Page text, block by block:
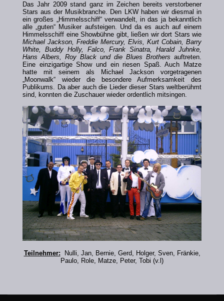
Das Jahr 2009 stand ganz im Zeichen bereits verstorbener
Stars aus der Musikbranche. Den LKW haben wir diesmal in
ein großes „Himmelsschiff“ verwandelt, in das ja bekanntlich
alle „guten“ Musiker aufsteigen. Und da es auch auf einem
Himmelsschiff eine Showbühne gibt, ließen wir dort Stars wie
Michael Jackson, Freddie Mercury, Elvis, Kurt Cobain, Barry
White, Buddy Holly, Falco, Frank Sinatra, Harald Juhnke,
Hans Albers, Roy Black und die Blues Brothers auftreten.
Eine einzigartige Show und ein riesen Spaß. Auch Matze
hatte mit seinem als Michael Jackson vorgetragenen
„Moonwalk“ wieder die besondere Aufmerksamkeit des
Publikums. Da aber auch die Lieder dieser Stars weltberühmt
sind, konnten die Zuschauer wieder ordentlich mitsingen.
Teilnehmer:
Nulli, Jan, Bernie, Gerd, Holger, Sven, Fränkie,
Paulo, Role, Matze, Peter, Tobi (v.l)